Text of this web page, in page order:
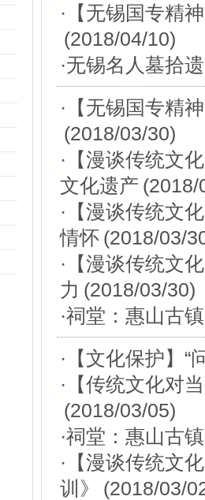
· 【无锡国专精
(2018/04/10)
·无锡名人墓拾遗
· 【无锡国专精
(2018/03/30)
· 【漫谈传统文
文化遗产 (2018/
· 【漫谈传统文
情怀 (2018/03/
· 【漫谈传统文
力 (2018/03/30)
·祠堂：惠山古
· 【文化保护】“
· 【传统文化对
(2018/03/05)
·祠堂：惠山古
· 【漫谈传统文
训》
(2018/03/